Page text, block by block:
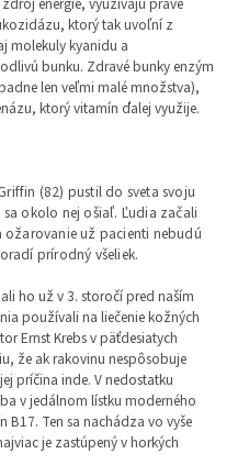
ktorý tak uvoľní z
molekuly kyanidu a
bunku. Zdravé bunky enzým
len veľmi malé množstva),
ktorý vitamín ďalej využije.
(82) pustil do sveta svoju
okolo nej ošiaľ. Ľudia začali
už pacienti nebudú
prírodný všeliek.
ho už v 3. storočí pred naším
používali na liečenie kožných
Ernst Krebs v päťdesiatych
že ak rakovinu nespôsobuje
príčina inde. V nedostatku
v jedálnom lístku moderného
Ten sa nachádza vo vyše
je zastúpený v horkých